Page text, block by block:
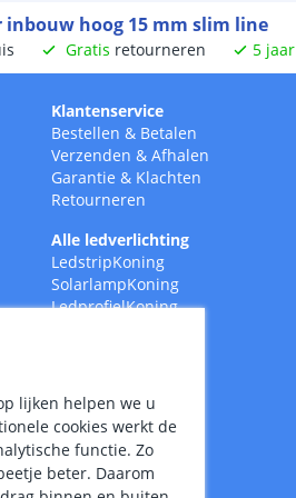
inbouw hoog 15 mm slim line
Gratis retourneren 5 jaar
Klantenservice
Bestellen & Betalen
Verzenden & Afhalen
Garantie & Klachten
Retourneren
Alle ledverlichting
LedstripKoning
SolarlampKoning
LedprofielKoning
lijken helpen we u
cookies werkt de
functie. Zo
beter. Daarom